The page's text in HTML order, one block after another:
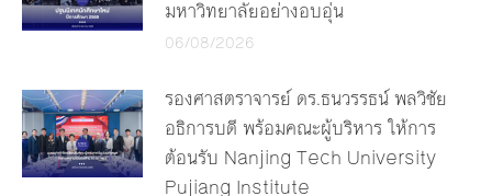
มหาวิทยาลัยอย่างอบอุ่น
06/08/2026
รองศาสตราจารย์ ดร.ธนวรรธน์ พลวิชัย
อธิการบดี พร้อมคณะผู้บริหาร ให้การ
ต้อนรับ Nanjing Tech University
Pujiang Institute